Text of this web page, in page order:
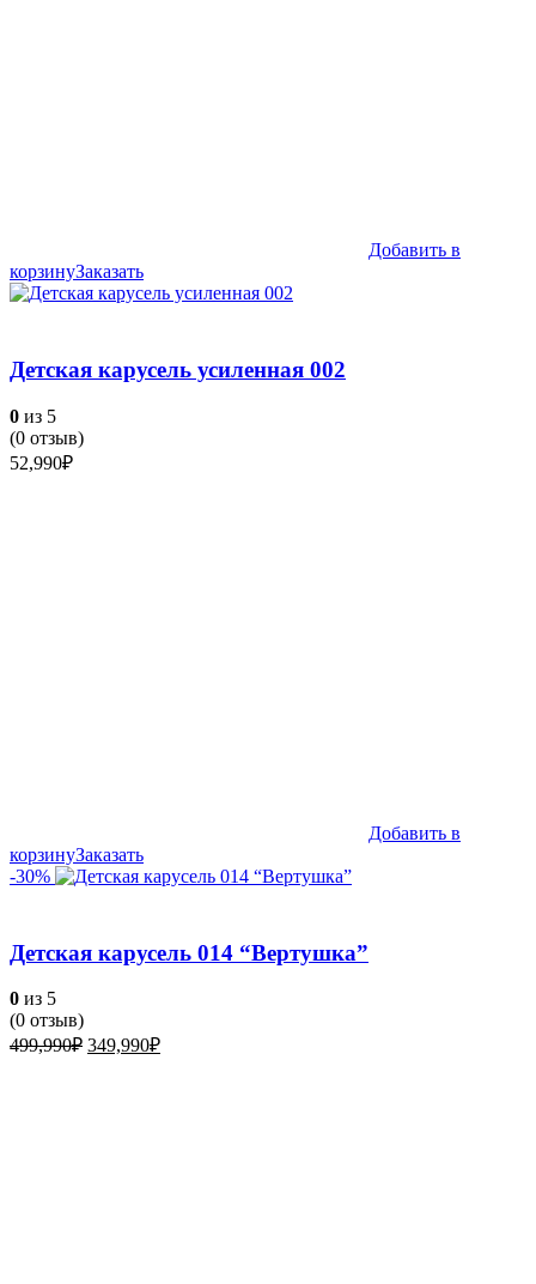
Добавить в
корзинуЗаказать
Детская карусель усиленная 002
0 из 5
(0 отзыв)
52,990₽
Добавить в
корзинуЗаказать
-30%
Детская карусель 014 “Вертушка”
0 из 5
(0 отзыв)
499,990₽ Первоначальная
349,990₽Текущая